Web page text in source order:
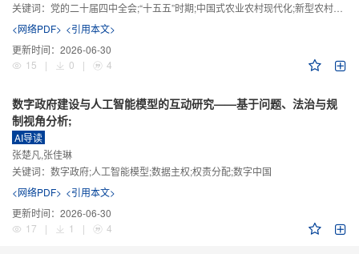
关键词： 党的二十届四中全会;“十五五”时期;中国式农业农村现代化;新型农村集体经济;城乡融合发展;新质生产力
<网络PDF> <引用本文>
更新时间： 2026-06-30
15
| 0 | 4
数字政府建设与人工智能模型的互动研究——基于问题、法治与规
制视角分析;
AI导读
张楚凡,张佳琳
关键词： 数字政府;人工智能模型;数据主权;权责分配;数字中国
<网络PDF> <引用本文>
更新时间： 2026-06-30
17
| 1 | 4